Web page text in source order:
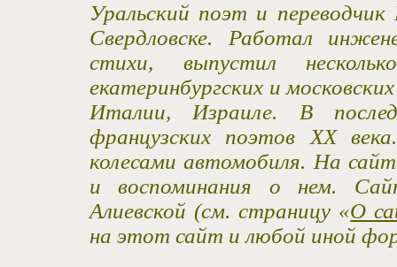
Уральский поэт и
Свердловске. Работал
стихи, выпустил
екатеринбургских и
Италии, Израиле. В
французских поэтов XX
колесами автомобиля. На
и воспоминания о нем.
Алиевской (см. страницу «О
на этот сайт и любой иной